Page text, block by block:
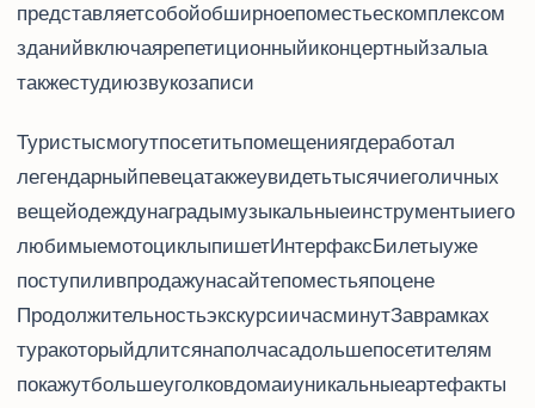
представляет собой обширное поместье с комплексом
зданий, включая репетиционный и концертный залы, а
также студию звукозаписи.
Туристы смогут посетить помещения, где работал
легендарный певец, а также увидеть тысячи его личных
вещей: одежду, награды, музыкальные инструменты и его
любимые мотоциклы, пишет Интерфакс. Билеты уже
поступили в продажу на сайте поместья по цене $38,5.
Продолжительность экскурсии - 1 час 10 минут. За $100 в рамках VIP-
тура, который длится на полчаса дольше, посетителям
покажут больше уголков дома и уникальные артефакты